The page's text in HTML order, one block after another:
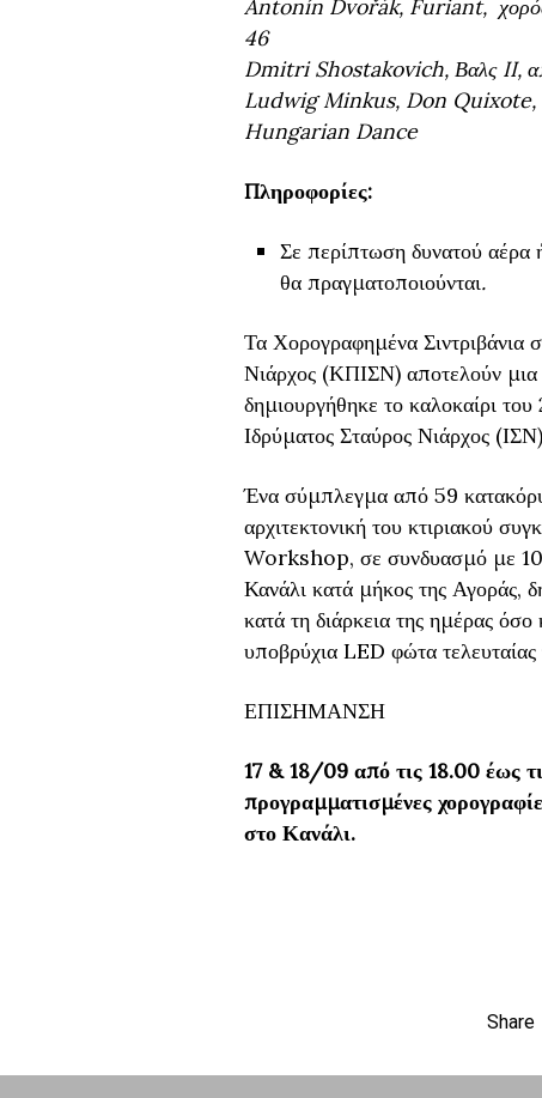
Antonín Dvořák, Furiant, χορός
46
Dmitri Shostakovich, Βαλς II,
Ludwig Minkus, Don
Hungarian Dance
Πληροφορίες:
Σε περίπτωση δυνατού
θα πραγματοποιούνται.
Τα Χορογραφημένα Σιντριβάνια
Νιάρχος (ΚΠΙΣΝ) αποτελούν μια
δημιουργήθηκε το καλοκαίρι
Ιδρύματος Σταύρος Νιάρχος
Ένα σύμπλεγμα από 59
αρχιτεκτονική του κτιριακού
Workshop, σε συνδυασμό με 10
Κανάλι κατά μήκος της Αγοράς,
κατά τη διάρκεια της ημέρας
υποβρύχια LED φώτα τελευταίας
ΕΠΙΣΗΜΑΝΣΗ
17 & 18/09 από τις 18.00 έως
προγραμματισμένες
στο Κανάλι.
Share